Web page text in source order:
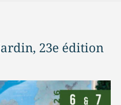
23e édition